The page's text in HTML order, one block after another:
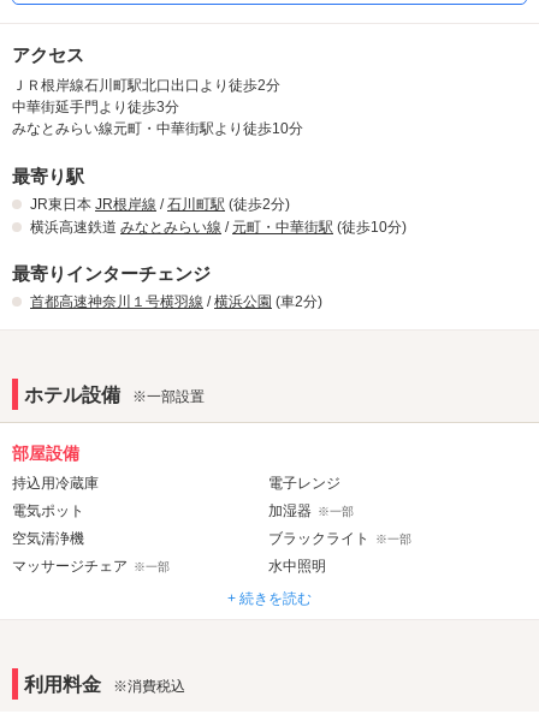
お客さまには何卒ご理解ならびにご協力を賜ります
ようお願い申し上げます。
【共用部・客室での取り組み】
1.アルコール消毒液の設置
2.定期消毒の強化
アクセス
ＪＲ根岸線石川町駅北口出口より徒歩2分
中華街延手門より徒歩3分
みなとみらい線元町・中華街駅より徒歩10分
最寄り駅
JR東日本 JR根岸線 /石川町駅 (徒歩2分)
横浜高速鉄道 みなとみらい線 /元町・中華街駅 (徒歩10分)
最寄りインターチェンジ
首都高速神奈川１号横羽線 /横浜公園 (車2分)
ホテル設備 ※一部設置
部屋設備
持込用冷蔵庫
電子レンジ
電気ポット
加湿器 ※一部
空気清浄機 ブラックライト ※一部
マッサージチェア ※一部
水中照明
マット
ウォシュレット 露天風呂 ※一部
音響・映像・通信
+ 続きを読む
利用料金 ※消費税込